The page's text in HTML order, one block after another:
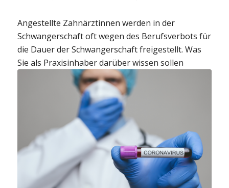
Angestellte Zahnärztinnen werden in der
Schwangerschaft oft wegen des Berufsverbots für
die Dauer der Schwangerschaft freigestellt. Was
Sie als Praxisinhaber darüber wissen sollen